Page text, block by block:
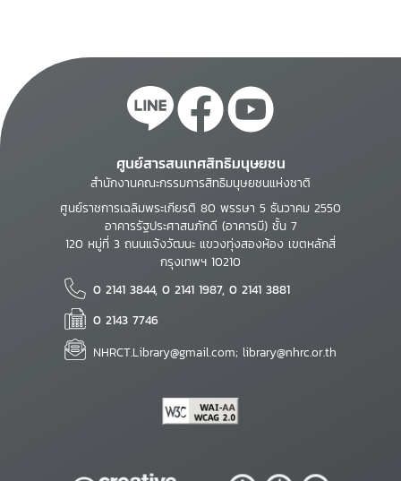
ศูนย์สารสนเทศสิทธิมนุษยชน
สำนักงานคณะกรรมการสิทธิมนุษยชนแห่งชาติ
ศูนย์ราชการเฉลิมพระเกียรติ 80 พรรษา 5 ธันวาคม 2550
อาคารรัฐประศาสนภักดี (อาคารบี) ชั้น 7
120 หมู่ที่ 3 ถนนแจ้งวัฒนะ แขวงทุ่งสองห้อง เขตหลักสี่
กรุงเทพฯ 10210
0 2141 3844, 0 2141 1987, 0 2141 3881
0 2143 7746
NHRCT.Library@gmail.com; library@nhrc.or.th